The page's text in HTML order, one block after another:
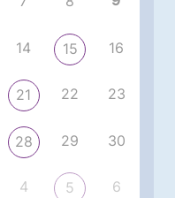
14 15 16
21 22 23
28 29 30
4 5 6